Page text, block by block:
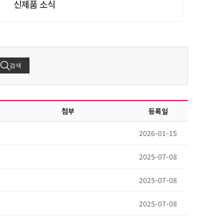
신제품 소식
검색
첨부 등록일
2026-01-15
2025-07-08
2025-07-08
2025-07-08